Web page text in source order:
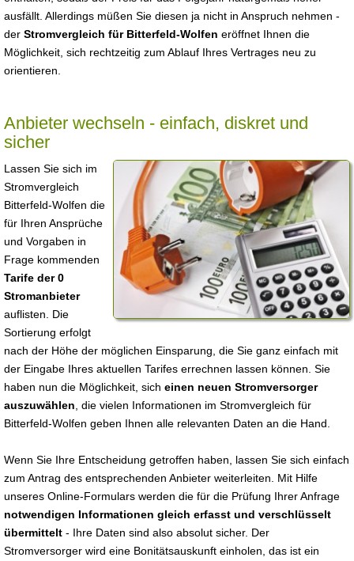
ausfällt. Allerdings müßen Sie diesen ja nicht in Anspruch nehmen -
der Stromvergleich für Bitterfeld-Wolfen eröffnet Ihnen die
Möglichkeit, sich rechtzeitig zum Ablauf Ihres Vertrages neu zu
orientieren.
Anbieter wechseln - einfach, diskret und
sicher
Lassen Sie sich im
Stromvergleich
Bitterfeld-Wolfen die
für Ihren Ansprüche
und Vorgaben in
Frage kommenden
Tarife der 0
Stromanbieter
auflisten. Die
Sortierung erfolgt
nach der Höhe der möglichen Einsparung, die Sie ganz einfach mit
der Eingabe Ihres aktuellen Tarifes errechnen lassen können. Sie
haben nun die Möglichkeit, sich einen neuen Stromversorger
auszuwählen , die vielen Informationen im Stromvergleich für
Bitterfeld-Wolfen geben Ihnen alle relevanten Daten an die Hand.
Wenn Sie Ihre Entscheidung getroffen haben, lassen Sie sich einfach
zum Antrag des entsprechenden Anbieter weiterleiten. Mit Hilfe
unseres Online-Formulars werden die für die Prüfung Ihrer Anfrage
notwendigen Informationen gleich erfasst und verschlüsselt
übermittelt - Ihre Daten sind also absolut sicher. Der
Stromversorger wird eine Bonitätsauskunft einholen, das ist ein